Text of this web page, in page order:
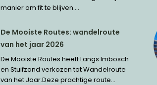
manier om fit te blijven....
De Mooiste Routes: wandelroute
van het jaar 2026
De Mooiste Routes heeft Langs Imbosch
en Stuifzand verkozen tot Wandelroute
van het Jaar.Deze prachtige route...